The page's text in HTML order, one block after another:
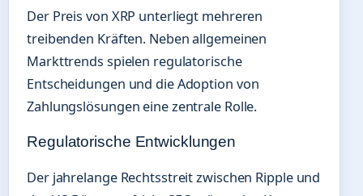
Der Preis von XRP unterliegt mehreren
treibenden Kräften. Neben allgemeinen
Markttrends spielen regulatorische
Entscheidungen und die Adoption von
Zahlungslösungen eine zentrale Rolle.
Regulatorische Entwicklungen
Der jahrelange Rechtsstreit zwischen Ripple und